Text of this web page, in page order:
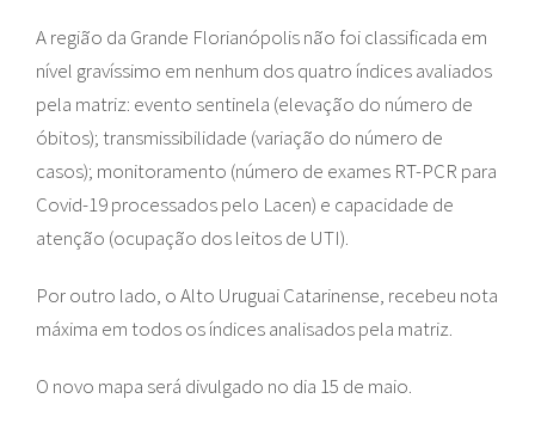
A região da Grande Florianópolis não foi classificada em
nível gravíssimo em nenhum dos quatro índices avaliados
pela matriz: evento sentinela (elevação do número de
óbitos); transmissibilidade (variação do número de
casos); monitoramento (número de exames RT-PCR para
Covid-19 processados pelo Lacen) e capacidade de
atenção (ocupação dos leitos de UTI).
Por outro lado, o Alto Uruguai Catarinense, recebeu nota
máxima em todos os índices analisados pela matriz.
O novo mapa será divulgado no dia 15 de maio.